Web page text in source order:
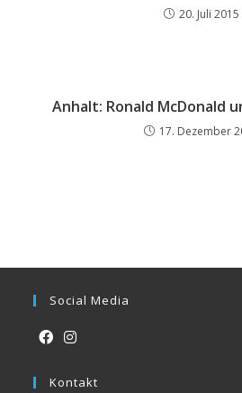
20. Juli 2015
Anhalt: Ronald McDonald
17. Dezember
Social Media
in
Kontakt